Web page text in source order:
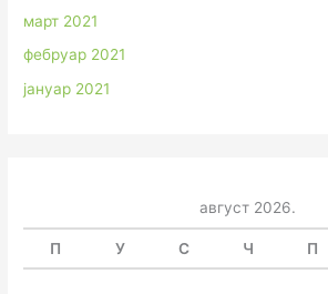
март 2021
фебруар 2021
јануар 2021
август 2026.
П У С Ч П